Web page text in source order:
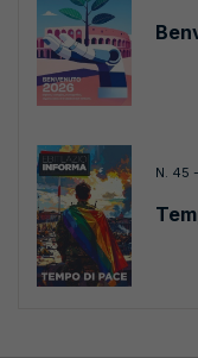
N. 45